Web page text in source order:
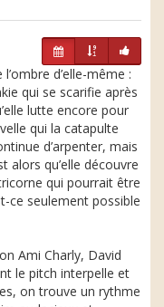
d’elle-même :
qui se scarifie après
lutte encore pour
qui la catapulte
d’arpenter, mais
alors qu’elle découvre
qui pourrait être
ce seulement possible
Ami Charly, David
le pitch interpelle et
on trouve un rythme